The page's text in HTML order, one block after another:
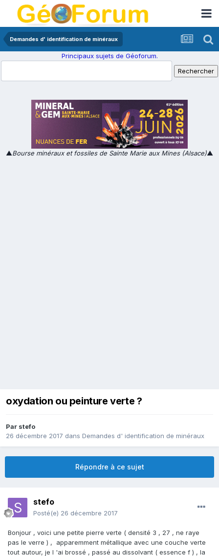
Demandes d' identification de minéraux
Principaux sujets de Géoforum.
▲Bourse minéraux et fossiles de Sainte Marie aux Mines (Alsace)▲
oxydation ou peinture verte ?
Par stefo
26 décembre 2017 dans Demandes d' identification de minéraux
Répondre à ce sujet
stefo
Posté(e) 26 décembre 2017
Bonjour , voici une petite pierre verte ( densité 3 , 27 , ne raye
pas le verre ) , apparemment métallique avec une couche verte
tout autour, je l 'ai brossé , passé au dissolvant ( essence f ) , la